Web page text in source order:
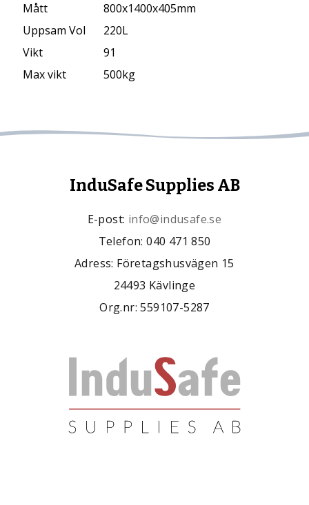
Mått
800x1400x405mm
Uppsam Vol
220L
Vikt
91
Max vikt
500kg
InduSafe Supplies AB
E-post: info@indusafe.se
Telefon: 040 471 850
Adress: Företagshusvägen 15
24493 Kävlinge
Org.nr: 559107-5287